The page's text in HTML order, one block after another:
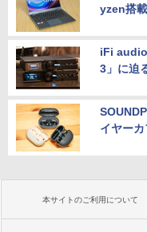
yzen搭
iFi audio
3」に迫
イヤー
本サイトのご利用について